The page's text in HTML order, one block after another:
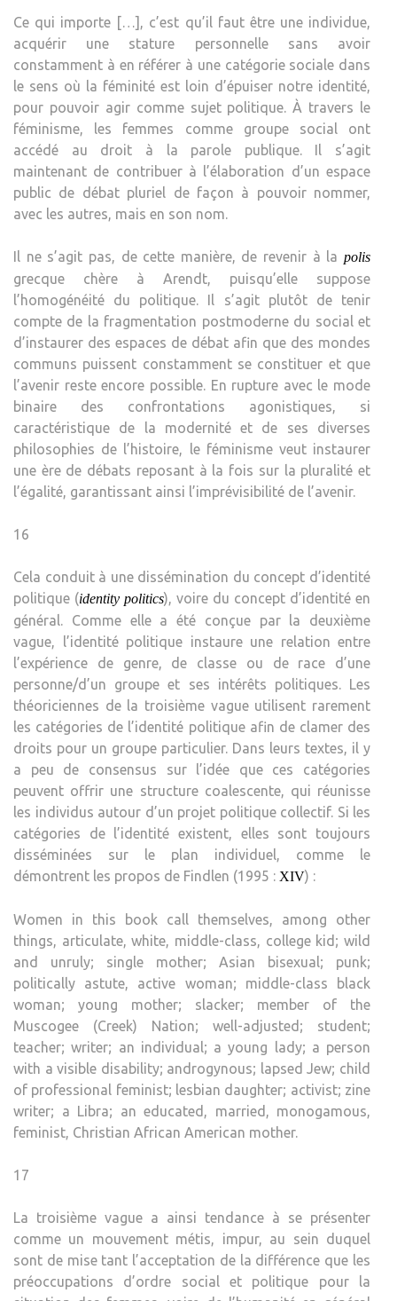
Ce qui importe […], c’est qu’il faut être une individue,
acquérir une stature personnelle sans avoir
constamment à en référer à une catégorie sociale dans
le sens où la féminité est loin d’épuiser notre identité,
pour pouvoir agir comme sujet politique. À travers le
féminisme, les femmes comme groupe social ont
accédé au droit à la parole publique. Il s’agit
maintenant de contribuer à l’élaboration d’un espace
public de débat pluriel de façon à pouvoir nommer,
avec les autres, mais en son nom.
Il ne s’agit pas, de cette manière, de revenir à la polis
grecque chère à Arendt, puisqu’elle suppose
l’homogénéité du politique. Il s’agit plutôt de tenir
compte de la fragmentation postmoderne du social et
d’instaurer des espaces de débat afin que des mondes
communs puissent constamment se constituer et que
l’avenir reste encore possible. En rupture avec le mode
binaire des confrontations agonistiques, si
caractéristique de la modernité et de ses diverses
philosophies de l’histoire, le féminisme veut instaurer
une ère de débats reposant à la fois sur la pluralité et
l’égalité, garantissant ainsi l’imprévisibilité de l’avenir.
16
Cela conduit à une dissémination du concept d’identité
politique (identity politics), voire du concept d’identité en
général. Comme elle a été conçue par la deuxième
vague, l’identité politique instaure une relation entre
l’expérience de genre, de classe ou de race d’une
personne/d’un groupe et ses intérêts politiques. Les
théoriciennes de la troisième vague utilisent rarement
les catégories de l’identité politique afin de clamer des
droits pour un groupe particulier. Dans leurs textes, il y
a peu de consensus sur l’idée que ces catégories
peuvent offrir une structure coalescente, qui réunisse
les individus autour d’un projet politique collectif. Si les
catégories de l’identité existent, elles sont toujours
disséminées sur le plan individuel, comme le
démontrent les propos de Findlen (1995 : XIV) :
Women in this book call themselves, among other
things, articulate, white, middle-class, college kid; wild
and unruly; single mother; Asian bisexual; punk;
politically astute, active woman; middle-class black
woman; young mother; slacker; member of the
Muscogee (Creek) Nation; well-adjusted; student;
teacher; writer; an individual; a young lady; a person
with a visible disability; androgynous; lapsed Jew; child
of professional feminist; lesbian daughter; activist; zine
writer; a Libra; an educated, married, monogamous,
feminist, Christian African American mother.
17
La troisième vague a ainsi tendance à se présenter
comme un mouvement métis, impur, au sein duquel
sont de mise tant l’acceptation de la différence que les
préoccupations d’ordre social et politique pour la